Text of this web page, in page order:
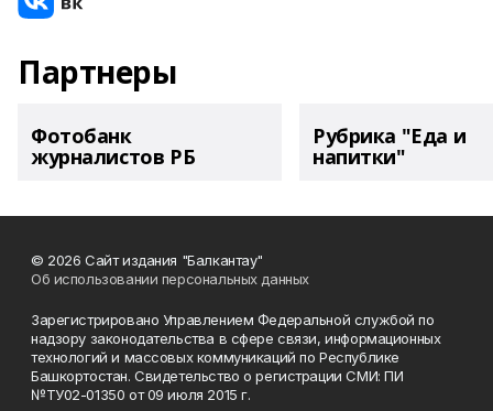
Партнеры
Фотобанк
журналистов РБ
Рубрика "Еда и
напитки"
© 2026 Сайт издания "Балкантау"
Об использовании персональных данных
Зарегистрировано Управлением Федеральной службой по
надзору законодательства в сфере связи, информационных
технологий и массовых коммуникаций по Республике
Башкортостан. Свидетельство о регистрации СМИ: ПИ
№ТУ02-01350 от 09 июля 2015 г.